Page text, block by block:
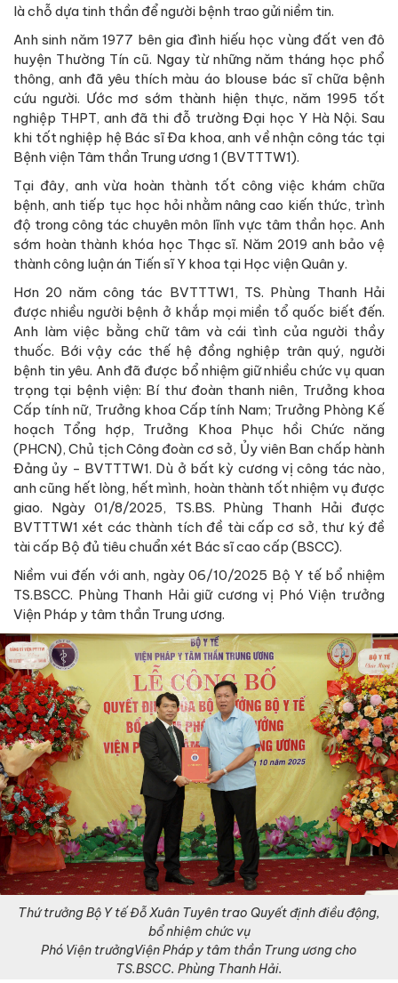
là chỗ dựa tinh thần để người bệnh trao gửi niềm tin.
Anh sinh năm 1977 bên gia đình hiếu học vùng đất ven đô
huyện Thường Tín cũ. Ngay từ những năm tháng học phổ
thông, anh đã yêu thích màu áo blouse bác sĩ chữa bệnh
cứu người. Ước mơ sớm thành hiện thực, năm 1995 tốt
nghiệp THPT, anh đã thi đỗ trường Đại học Y Hà Nội. Sau
khi tốt nghiệp hệ Bác sĩ Đa khoa, anh về nhận công tác tại
Bệnh viện Tâm thần Trung ương 1 (BVTTTW1).
Tại đây, anh vừa hoàn thành tốt công việc khám chữa
bệnh, anh tiếp tục học hỏi nhằm nâng cao kiến thức, trình
độ trong công tác chuyên môn lĩnh vực tâm thần học. Anh
sớm hoàn thành khóa học Thạc sĩ. Năm 2019 anh bảo vệ
thành công luận án Tiến sĩ Y khoa tại Học viện Quân y.
Hơn 20 năm công tác BVTTTW1, TS. Phùng Thanh Hải
được nhiều người bệnh ở khắp mọi miền tổ quốc biết đến.
Anh làm việc bằng chữ tâm và cái tình của người thầy
thuốc. Bới vậy các thế hệ đồng nghiệp trân quý, người
bệnh tin yêu. Anh đã được bổ nhiệm giữ nhiều chức vụ quan
trọng tại bệnh viện: Bí thư đoàn thanh niên, Trưởng khoa
Cấp tính nữ, Trưởng khoa Cấp tính Nam; Trưởng Phòng Kế
hoạch Tổng hợp, Trưởng Khoa Phục hồi Chức năng
(PHCN), Chủ tịch Công đoàn cơ sở, Ủy viên Ban chấp hành
Đảng ủy - BVTTTW1. Dù ở bất kỳ cương vị công tác nào,
anh cũng hết lòng, hết mình, hoàn thành tốt nhiệm vụ được
giao. Ngày 01/8/2025, TS.BS. Phùng Thanh Hải được
BVTTTW1 xét các thành tích đề tài cấp cơ sở, thư ký đề
tài cấp Bộ đủ tiêu chuẩn xét Bác sĩ cao cấp (BSCC).
Niềm vui đến với anh, ngày 06/10/2025 Bộ Y tế bổ nhiệm
TS.BSCC. Phùng Thanh Hải giữ cương vị Phó Viện trưởng
Viện Pháp y tâm thần Trung ương.
Thứ trưởng Bộ Y tế Đỗ Xuân Tuyên trao Quyết định điều động,
bổ nhiệm chức vụ
Phó Viện trưởngViện Pháp y tâm thần Trung ương cho
TS.BSCC. Phùng Thanh Hải.